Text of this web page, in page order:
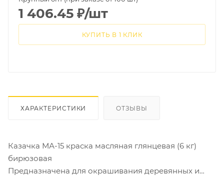
1 406.45 ₽/шт
КУПИТЬ В 1 КЛИК
ХАРАКТЕРИСТИКИ ОТЗЫВЫ
Казачка МА-15 краска масляная глянцевая (6 кг)
бирюзовая
Предназначена для окрашивания деревянных и